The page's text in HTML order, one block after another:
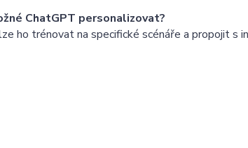
ChatGPT personalizovat?
ho trénovat na specifické scénáře a propojit s